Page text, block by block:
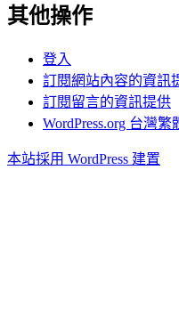
其他操作
登入
訂閱網站內容的資訊
訂閱留言的資訊提供
WordPress.org 台灣繁
本站採用 WordPress 建置